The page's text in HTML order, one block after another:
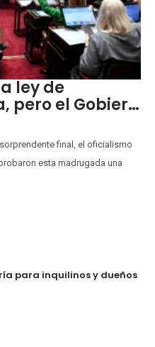
ley de
pero el Gobier…
final, el oficialismo
esta madrugada una
para inquilinos y dueños